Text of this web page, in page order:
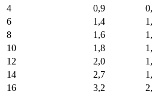
4
0,9
6
1,4
8
1,6
10
1,8
12
2,0
14
2,7
16
3,2